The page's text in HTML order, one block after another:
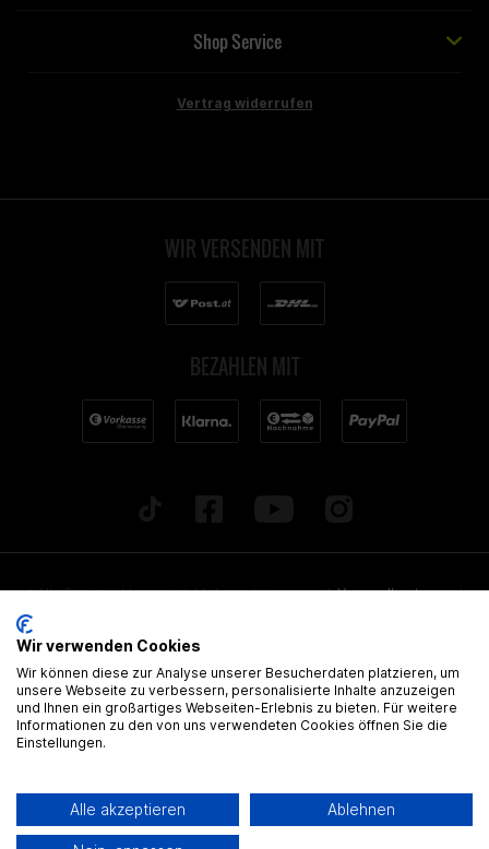
Shop Service
Vertrag widerrufen
WIR VERSENDEN MIT
BEZAHLEN MIT
* Alle Preise inkl. gesetzl. Mehrwertsteuer zzgl.Versandkostenund
angegebenen Lieferzeiten beziehen sich auf Deutschland!
Alle Artikel sind, wenn nicht anders gekennzeichnet, ohne
gültige Zulassung
® Alle Markennamen, Warenzeichen und eingetragenen Warenzeichen
sind Eigentum Ihrer rechtmässigen Eigentümer und dienen hier nur der
Beschreibung.
Wir verwenden Cookies
Wir können diese zur Analyse unserer Besucherdaten platzieren, um
unsere Webseite zu verbessern, personalisierte Inhalte anzuzeigen
und Ihnen ein großartiges Webseiten-Erlebnis zu bieten. Für weitere
Informationen zu den von uns verwendeten Cookies öffnen Sie die
Einstellungen.
Alle akzeptieren Ablehnen